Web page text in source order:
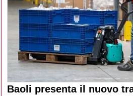
Baoli presenta il nuovo